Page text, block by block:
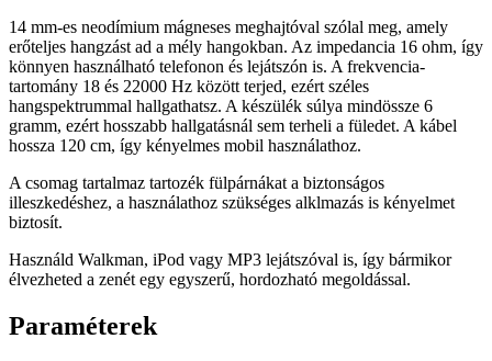
14 mm-es neodímium mágneses meghajtóval szólal meg, amely
erőteljes hangzást ad a mély hangokban. Az impedancia 16 ohm, így
könnyen használható telefonon és lejátszón is. A frekvencia-
tartomány 18 és 22000 Hz között terjed, ezért széles
hangspektrummal hallgathatsz. A készülék súlya mindössze 6
gramm, ezért hosszabb hallgatásnál sem terheli a füledet. A kábel
hossza 120 cm, így kényelmes mobil használathoz.
A csomag tartalmaz tartozék fülpárnákat a biztonságos
illeszkedéshez, a használathoz szükséges alklmazás is kényelmet
biztosít.
Használd Walkman, iPod vagy MP3 lejátszóval is, így bármikor
élvezheted a zenét egy egyszerű, hordozható megoldással.
Paraméterek